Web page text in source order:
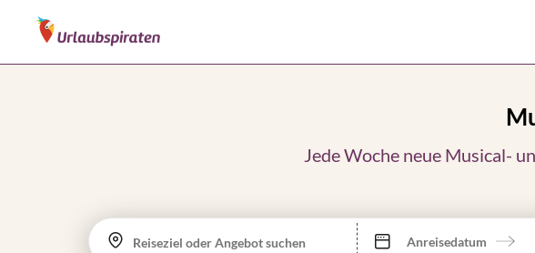
Jede Woche neue Musical-
Reiseziel oder Angebot suchen Anreisedatum